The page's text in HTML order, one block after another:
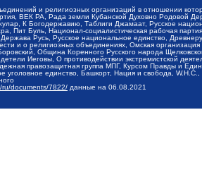
и религиозных организаций в отношении
ВЕК РА, Рада земли Кубанской Духовно Родовой
К Богодержавию, Таблиги Джамаат, Русское
Пит Буль, Национал-социалистическая рабочая
Русь, Русское национальное единство,
и о религиозных объединениях, Омская
Община Коренного Русского народа
Иеговы, О противодействии экстремистской
правозащитная группа МПГ, Курсом Правды и
уголовное единство, Башкорт, Нация и свобода,
ru/documents/7822/ данные на 06.08.2021